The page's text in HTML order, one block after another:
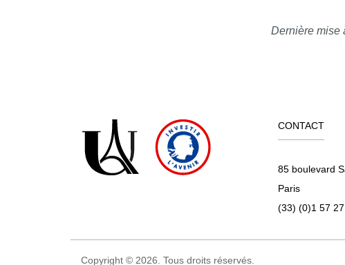
Dernière mise
CONTACT
85 boulevard
Paris
(33) (0)1 57
Copyright © 2026. Tous droits réservés.